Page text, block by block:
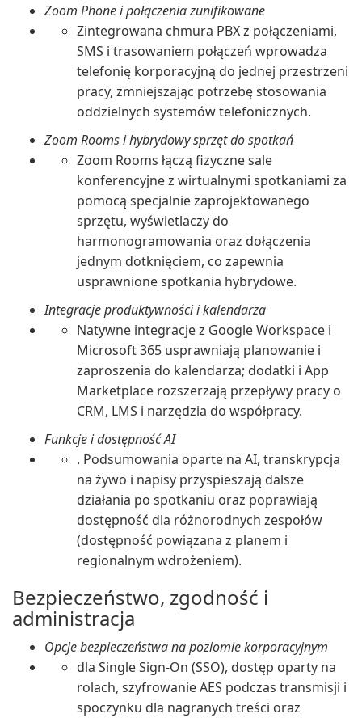
Zoom Phone i połączenia zunifikowane
Zintegrowana chmura PBX z połączeniami,
SMS i trasowaniem połączeń wprowadza
telefonię korporacyjną do jednej przestrzeni
pracy, zmniejszając potrzebę stosowania
oddzielnych systemów telefonicznych.
Zoom Rooms i hybrydowy sprzęt do spotkań
Zoom Rooms łączą fizyczne sale
konferencyjne z wirtualnymi spotkaniami za
pomocą specjalnie zaprojektowanego
sprzętu, wyświetlaczy do
harmonogramowania oraz dołączenia
jednym dotknięciem, co zapewnia
usprawnione spotkania hybrydowe.
Integracje produktywności i kalendarza
Natywne integracje z Google Workspace i
Microsoft 365 usprawniają planowanie i
zaproszenia do kalendarza; dodatki i App
Marketplace rozszerzają przepływy pracy o
CRM, LMS i narzędzia do współpracy.
Funkcje i dostępność AI
. Podsumowania oparte na AI, transkrypcja
na żywo i napisy przyspieszają dalsze
działania po spotkaniu oraz poprawiają
dostępność dla różnorodnych zespołów
(dostępność powiązana z planem i
regionalnym wdrożeniem).
Bezpieczeństwo, zgodność i
administracja
Opcje bezpieczeństwa na poziomie korporacyjnym
dla Single Sign-On (SSO), dostęp oparty na
rolach, szyfrowanie AES podczas transmisji i
spoczynku dla nagranych treści oraz